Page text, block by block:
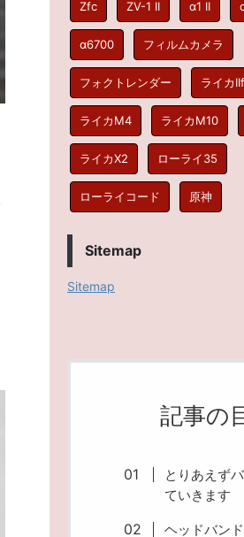
Zfc ZV-1 II α1 II
α6700 フィルムカメラ
フォクトレンダー ライカIIf
ライカM4 ライカM10
ライカX2 ローライ35
ローライコード 原神
Sitemap
Sitemap
記事の
とりあえず
ていきます
ヘッドバン